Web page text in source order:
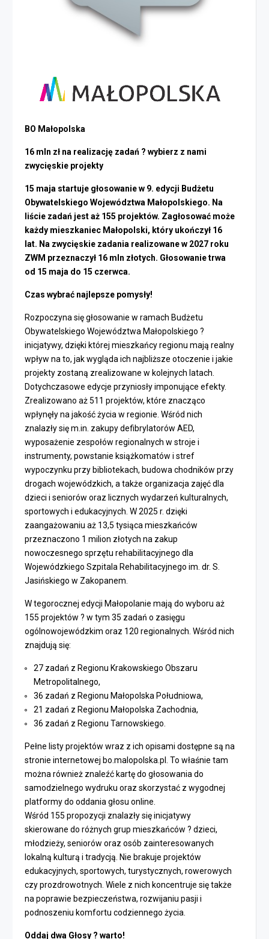
BO Małopolska
16 mln zł na realizację zadań ? wybierz z nami
zwycięskie projekty
15 maja startuje głosowanie w 9. edycji Budżetu
Obywatelskiego Województwa Małopolskiego. Na
liście zadań jest aż 155 projektów. Zagłosować może
każdy mieszkaniec Małopolski, który ukończył 16
lat. Na zwycięskie zadania realizowane w 2027 roku
ZWM przeznaczył 16 mln złotych. Głosowanie trwa
od 15 maja do 15 czerwca.
Czas wybrać najlepsze pomysły!
Rozpoczyna się głosowanie w ramach Budżetu
Obywatelskiego Województwa Małopolskiego ?
inicjatywy, dzięki której mieszkańcy regionu mają realny
wpływ na to, jak wygląda ich najbliższe otoczenie i jakie
projekty zostaną zrealizowane w kolejnych latach.
Dotychczasowe edycje przyniosły imponujące efekty.
Zrealizowano aż 511 projektów, które znacząco
wpłynęły na jakość życia w regionie. Wśród nich
znalazły się m.in. zakupy defibrylatorów AED,
wyposażenie zespołów regionalnych w stroje i
instrumenty, powstanie książkomatów i stref
wypoczynku przy bibliotekach, budowa chodników przy
drogach wojewódzkich, a także organizacja zajęć dla
dzieci i seniorów oraz licznych wydarzeń kulturalnych,
sportowych i edukacyjnych. W 2025 r. dzięki
zaangażowaniu aż 13,5 tysiąca mieszkańców
przeznaczono 1 milion złotych na zakup
nowoczesnego sprzętu rehabilitacyjnego dla
Wojewódzkiego Szpitala Rehabilitacyjnego im. dr. S.
Jasińskiego w Zakopanem.
W tegorocznej edycji Małopolanie mają do wyboru aż
155 projektów ? w tym 35 zadań o zasięgu
ogólnowojewódzkim oraz 120 regionalnych. Wśród nich
znajdują się:
27 zadań z Regionu Krakowskiego Obszaru
Metropolitalnego,
36 zadań z Regionu Małopolska Południowa,
21 zadań z Regionu Małopolska Zachodnia,
36 zadań z Regionu Tarnowskiego.
Pełne listy projektów wraz z ich opisami dostępne są na
stronie internetowej bo.malopolska.pl. To właśnie tam
można również znaleźć kartę do głosowania do
samodzielnego wydruku oraz skorzystać z wygodnej
platformy do oddania głosu online.
Wśród 155 propozycji znalazły się inicjatywy
skierowane do różnych grup mieszkańców ? dzieci,
młodzieży, seniorów oraz osób zainteresowanych
lokalną kulturą i tradycją. Nie brakuje projektów
edukacyjnych, sportowych, turystycznych, rowerowych
czy prozdrowotnych. Wiele z nich koncentruje się także
na poprawie bezpieczeństwa, rozwijaniu pasji i
podnoszeniu komfortu codziennego życia.
Oddaj dwa Głosy ? warto!